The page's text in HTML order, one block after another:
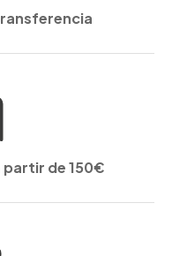
de 150€